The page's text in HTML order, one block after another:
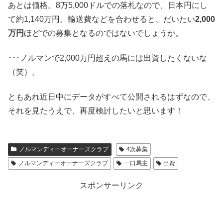
あとは価格。8万5,000ドルでの落札なので、日本円にし
て約1,140万円。輸送費などを合わせると、だいたい2,000
万円 ほどでの募集となるのではないでしょうか。
･･･ノルマンで2,000万円超えの馬には出資したくないな
（笑）。
ともあれ近日中にデータがすべて公開されるはずなので、
それを見たうえで、再度検討したいと思います！
ノルマンディーオーナーズクラブ
4次募集
ノルマンディーオーナーズクラブ
一口馬主 出資
スポンサーリンク